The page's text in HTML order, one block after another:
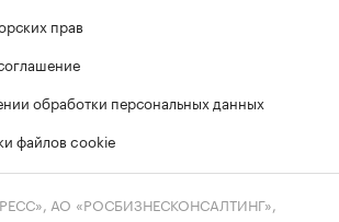
прав
обработки персональных данных
файлов cookie
АО «РОСБИЗНЕСКОНСАЛТИНГ»,